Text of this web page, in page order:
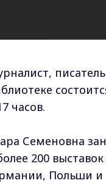
часов.
Семеновна
200
Польши и